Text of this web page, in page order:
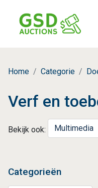
Home Categorie
Verf en
Bekijk ook: Multimedia
Categorieën